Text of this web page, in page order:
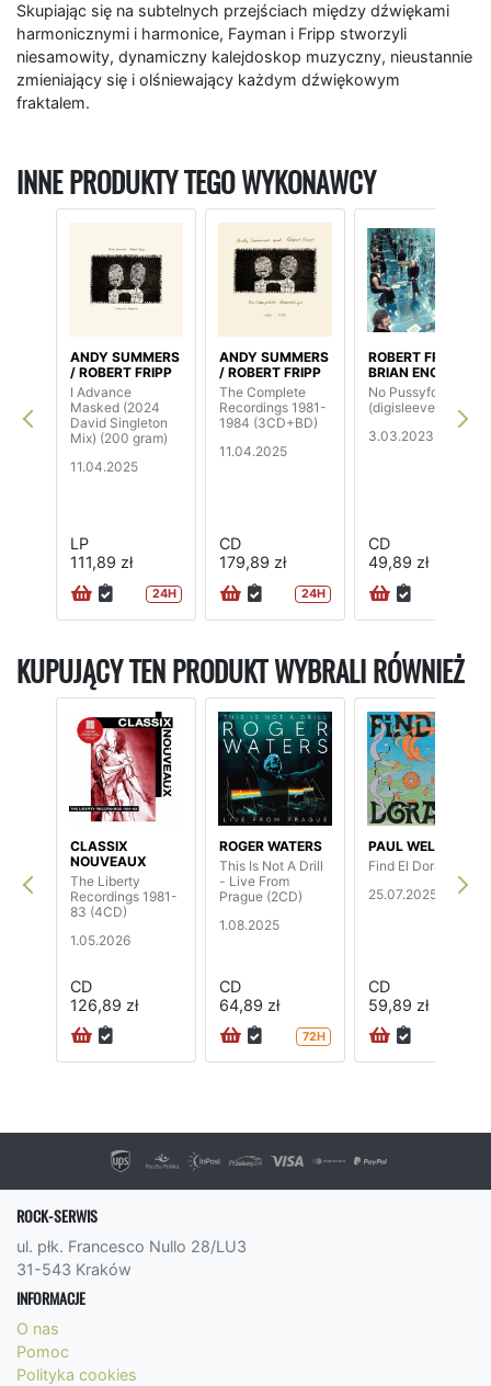
Skupiając się na subtelnych przejściach między dźwiękami
harmonicznymi i harmonice, Fayman i Fripp stworzyli
niesamowity, dynamiczny kalejdoskop muzyczny, nieustannie
zmieniający się i olśniewający każdym dźwiękowym
fraktalem.
INNE PRODUKTY TEGO WYKONAWCY
ANDY SUMMERS
/ ROBERT FRIPP
I Advance
Masked (2024
David Singleton
Mix) (200 gram)
11.04.2025
LP
111,89 zł
24H
ANDY SUMMERS
/ ROBERT FRIPP
The Complete
Recordings 1981-
1984 (3CD+BD)
11.04.2025
CD
179,89 zł
24H
ROBERT FRIPP /
BRIAN ENO
No Pussyfooting
(digisleeve)
3.03.2023
CD
49,89 zł
KUPUJĄCY TEN PRODUKT WYBRALI RÓWNIEŻ
CLASSIX
NOUVEAUX
The Liberty
Recordings 1981-
83 (4CD)
1.05.2026
CD
126,89 zł
ROGER WATERS
This Is Not A Drill
- Live From
Prague (2CD)
1.08.2025
CD
64,89 zł
72H
PAUL WELLER
Find El Dorado
25.07.2025
CD
59,89 zł
ROCK-SERWIS
ul. płk. Francesco Nullo 28/LU3
31-543 Kraków
INFORMACJE
O nas
Pomoc
Polityka cookies